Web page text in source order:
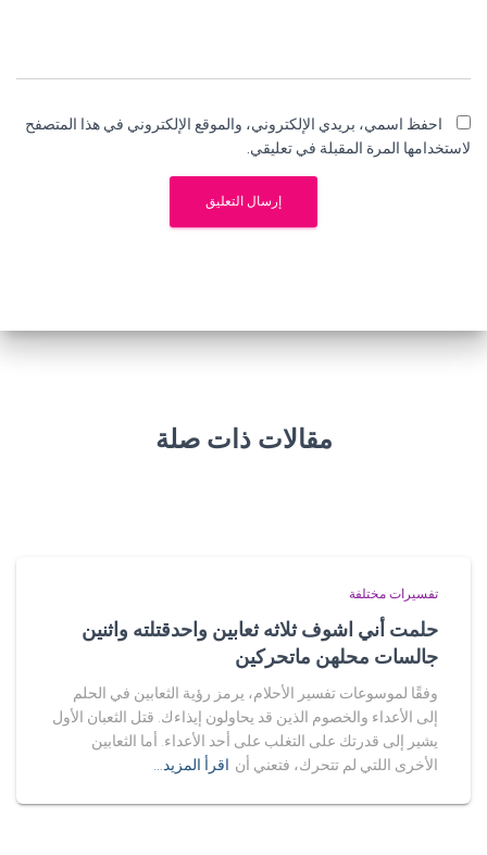
احفظ اسمي، بريدي الإلكتروني، والموقع الإلكتروني في هذا المتصفح
لاستخدامها المرة المقبلة في تعليقي.
مقالات ذات صلة
تفسيرات مختلفة
حلمت أني اشوف ثلاثه ثعابين واحدقتلته واثنين
جالسات محلهن ماتحركين
وفقًا لموسوعات تفسير الأحلام، يرمز رؤية الثعابين في الحلم
إلى الأعداء والخصوم الذين قد يحاولون إيذاءك. قتل الثعبان الأول
يشير إلى قدرتك على التغلب على أحد الأعداء. أما الثعابين
الأخرى اللتي لم تتحرك، فتعني أن اقرأ المزيد…